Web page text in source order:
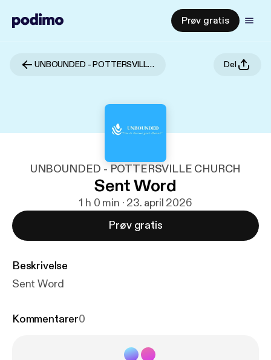
Prøv gratis
UNBOUNDED - POTTERSVILLE CHURCH Del
UNBOUNDED - POTTERSVILLE CHURCH
Sent Word
1 h 0 min · 23. april 2026
Prøv gratis
Beskrivelse
Sent Word
Kommentarer0